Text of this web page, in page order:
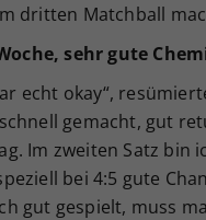
dritten Matchball
sehr gute
echt okay“,
gemacht, gut
Im zweiten Satz
bei 4:5 gute
gut gespielt, muss